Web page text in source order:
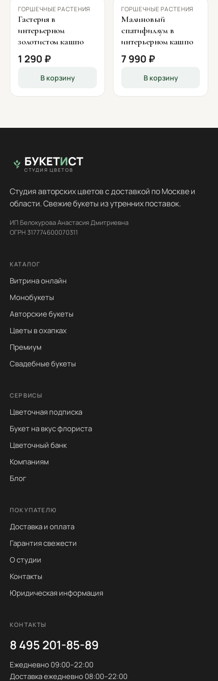
ГОРШЕЧНЫЕ РАСТЕНИЯ
Гастерия в
интерьерном
золотистом кашпо
1 290 ₽
В корзину
ГОРШЕЧНЫЕ РАСТЕНИЯ
Малиновый
спатифиллум в
интерьерном кашпо
7 990 ₽
В корзину
БУКЕТИСТ
СТУДИЯ ЦВЕТОВ
Студия авторских цветов с доставкой по Москве и
области. Свежие букеты из утренних поставок.
ИП Белокурова Анастасия Дмитриевна
ОГРН 317774600070311
КАТАЛОГ
Витрина онлайн
Монобукеты
Авторские букеты
Цветы в охапках
Премиум
Свадебные букеты
СЕРВИСЫ
Цветочная подписка
Букет на вкус флориста
Цветочный банк
Компаниям
Блог
ПОКУПАТЕЛЮ
Доставка и оплата
Гарантия свежести
О студии
Контакты
Юридическая информация
КОНТАКТЫ
8 495 201-85-89
Ежедневно 09:00–22:00
Доставка ежедневно 08:00–22:00